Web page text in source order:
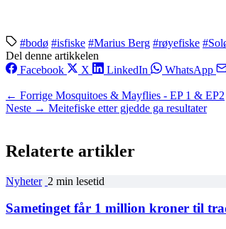
#bodø #isfiske #Marius Berg #røyefiske
Del denne artikkelen
Facebook
X LinkedIn WhatsApp
← Forrige Mosquitoes & Mayflies - EP 1 & EP2
Neste → Meitefiske etter gjedde ga resultater
Relaterte artikler
Nyheter 2 min lesetid
Sametinget får 1 million kroner til